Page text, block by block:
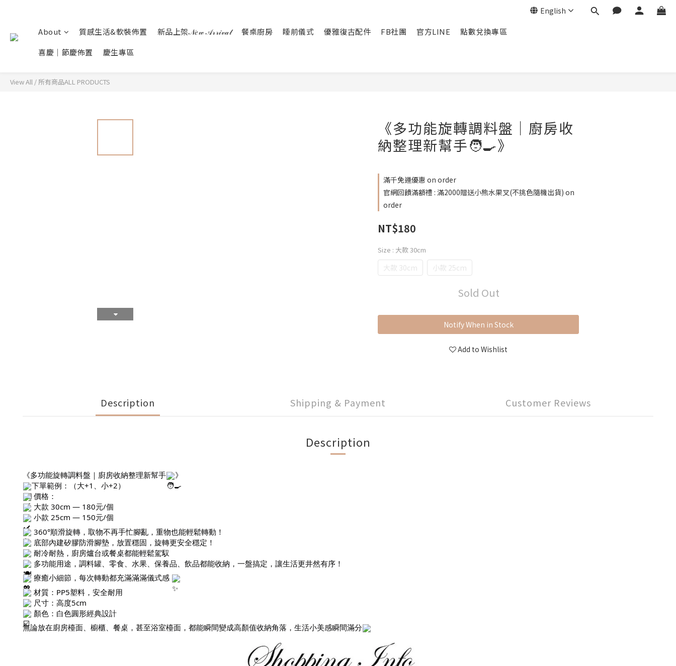
English
About 質感生活&軟裝佈置 新品上架𝒩𝑒𝓌 𝒜𝓇𝓇𝒾𝓋𝒶𝓁 餐桌廚房 睡前儀式 優雅復古配件 FB社團 官方LINE
點數兌換專區
喜慶｜節慶佈置
慶生專區
View All / 所有商品ALL PRODUCTS
《多功能旋轉調料盤｜廚房收
納整理新幫手🧑‍🍳》
滿千免運優惠 on order
官網回饋滿額禮 : 滿2000贈送小熊水果叉(不挑色隨機出貨) on
order
NT$180
Size : 大款 30cm
大款 30cm 小款 25cm
Sold Out
Notify When in Stock
Add to Wishlist
Description Shipping & Payment Customer Reviews
Description
《多功能旋轉調料盤｜廚房收納整理新幫手
》
下單範例：（大+1、小+2）
價格：
大款 30cm — 180元/個
小款 25cm — 150元/個
360°順滑旋轉，取物不再手忙腳亂，重物也能輕鬆轉動！
底部內建矽膠防滑腳墊，放置穩固，旋轉更安全穩定！
耐冷耐熱，廚房爐台或餐桌都能輕鬆駕馭
多功能用途，調料罐、零食、水果、保養品、飲品都能收納，一盤搞定，讓生活更井然有序！
療癒小細節，每次轉動都充滿滿滿儀式感
材質：PP5塑料，安全耐用
尺寸：高度5cm
顏色：白色圓形經典設計
無論放在廚房檯面、櫥櫃、餐桌，甚至浴室檯面，都能瞬間變成高顏值收納角落，生活小美感瞬間滿分